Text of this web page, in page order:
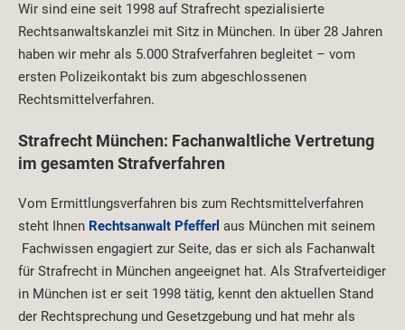
Wir sind eine seit 1998 auf Strafrecht spezialisierte
Rechtsanwaltskanzlei mit Sitz in München. In über 28 Jahren
haben wir mehr als 5.000 Strafverfahren begleitet – vom
ersten Polizeikontakt bis zum abgeschlossenen
Rechtsmittelverfahren.
Strafrecht München: Fachanwaltliche Vertretung
im gesamten Strafverfahren
Vom Ermittlungsverfahren bis zum Rechtsmittelverfahren
steht Ihnen Rechtsanwalt Pfefferl aus München mit seinem
Fachwissen engagiert zur Seite, das er sich als Fachanwalt
für Strafrecht in München angeeignet hat. Als Strafverteidiger
in München ist er seit 1998 tätig, kennt den aktuellen Stand
der Rechtsprechung und Gesetzgebung und hat mehr als